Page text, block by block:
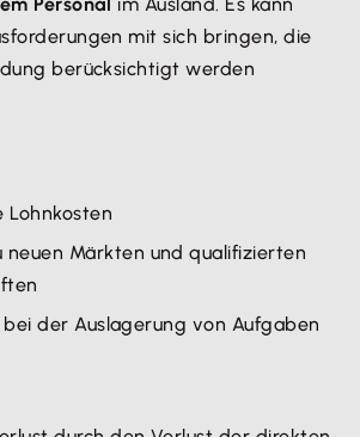
mit sich bringen, die
berücksichtigt werden
Lohnkosten
neuen Märkten und qualifizierten
der Auslagerung von Aufgaben